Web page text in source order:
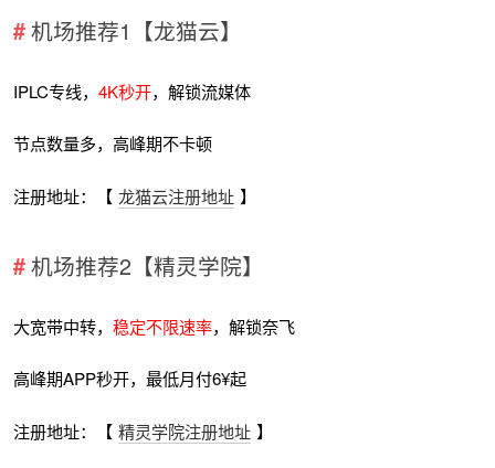
机场推荐1【龙猫云】
IPLC专线，4K秒开，解锁流媒体
节点数量多，高峰期不卡顿
注册地址：【 龙猫云注册地址 】
机场推荐2【精灵学院】
大宽带中转，稳定不限速率，解锁奈飞
高峰期APP秒开，最低月付6¥起
注册地址：【 精灵学院注册地址 】